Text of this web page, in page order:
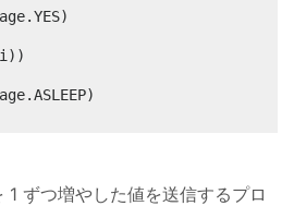
1 ずつ増やした値を送信するプロ